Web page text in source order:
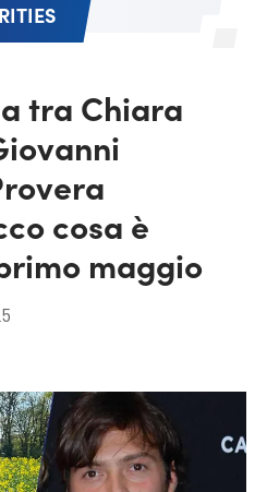
tra Chiara
cosa è
maggio